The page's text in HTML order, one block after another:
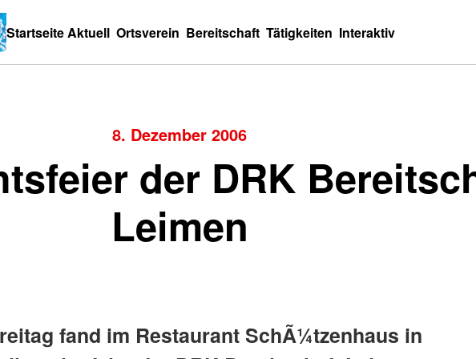
StartseiteAktuell Ortsverein Bereitschaft Tätigkeiten Interaktiv
8. Dezember 2006
der DRK
Leimen
fand im Restaurant SchÃ¼tzenhaus in